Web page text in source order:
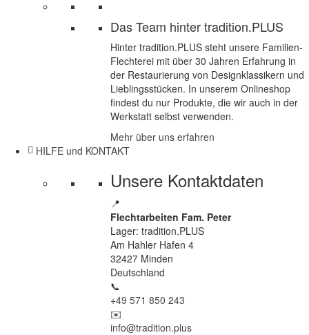
Das Team hinter tradition.PLUS
Hinter tradition.PLUS steht unsere Familien-
Flechterei mit über 30 Jahren Erfahrung in
der Restaurierung von Designklassikern und
Lieblingsstücken. In unserem Onlineshop
findest du nur Produkte, die wir auch in der
Werkstatt selbst verwenden.
Mehr über uns erfahren
HILFE und KONTAKT
Unsere Kontaktdaten
📍
Flechtarbeiten Fam. Peter
Lager: tradition.PLUS
Am Hahler Hafen 4
32427 Minden
Deutschland
📞
+49 571 850 243
✉️
info@tradition.plus